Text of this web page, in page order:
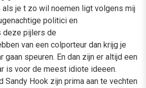
je t zo wil noemen ligt volgens mij
politici en
deze pijlers de
van een colporteur dan krijg je
gaan speuren. En dan zijn er altijd een
is voor de meest idiote ideeen.
Sandy Hook zijn prima aan te vechten